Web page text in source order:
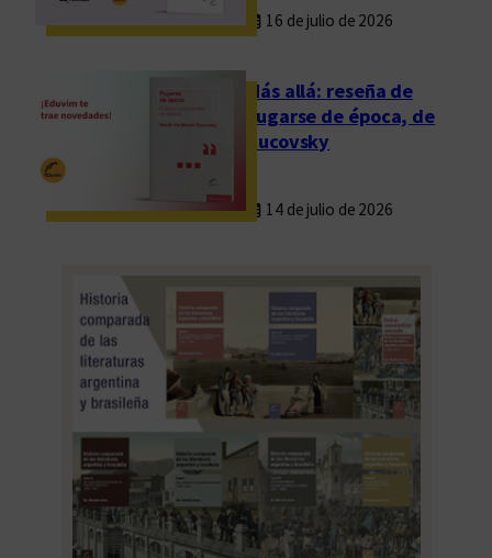
e
n
g
i
n
a
y
d
i
p
16 de julio de 2026
Más allá: reseña de
Fugarse de época, de
Rucovsky
14 de julio de 2026